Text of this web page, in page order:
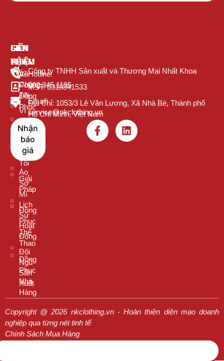
Công ty TNHH Sản xuất và Thương Mại Nhất Khoa
MST: 0318841533
Địa Chỉ: 1053/3 Lê Văn Lương, Xã Nhà Bè, Thành phố
Hồ Chí Minh, Việt Nam
GIỚI
THIỆU
Về
Chúng
Tôi
Vì
Sao
Nên
Chọn
Chúng
Tôi
Giải
Pháp
Lịch
Sử
Hoạt
Động
Đội
Ngũ
Sản
Xuất
SẢN
PHẨM
Áo
Polo
Đồng
Phục
Thun
Cổ
Tròn
Áo
Sơ
Mi
Đồng
Phục
Thể
Thao
Đồng
Phục
Nhà
Hàng
LIÊN
HỆ
Hotline:
082.345.1195
Email:
service@nkclothing.vn
Nhận
báo
giá
Copyright @ 2026 nkclothing.vn - Hoàn thiện diện mạo doanh
nghiệp qua từng nét tinh tế
Chính Sách Mua Hàng